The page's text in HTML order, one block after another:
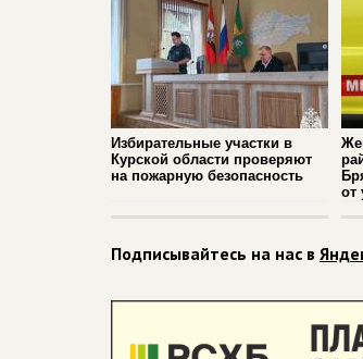
Избирательные участки в
Курской области проверяют
на пожарную безопасность
от
Подписывайтесь на нас в